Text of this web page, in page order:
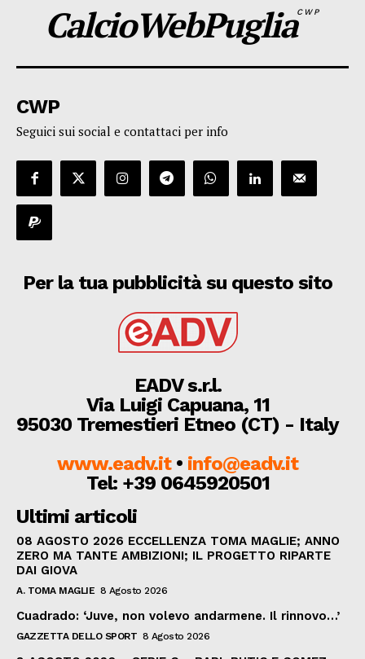
CalcioWebPugliaCWP
CWP
Seguici sui social e contattaci per info
Per la tua pubblicità su questo sito
EADV s.r.l.
Via Luigi Capuana, 11
95030 Tremestieri Etneo (CT) - Italy
www.eadv.it• info@eadv.it
Tel: +39 0645920501
Ultimi articoli
08 AGOSTO 2026 ECCELLENZA TOMA MAGLIE; ANNO
ZERO MA TANTE AMBIZIONI; IL PROGETTO RIPARTE
DAI GIOVA
A. TOMA MAGLIE 8 Agosto 2026
Cuadrado: ‘Juve, non volevo andarmene. Il rinnovo…’
GAZZETTA DELLO SPORT 8 Agosto 2026